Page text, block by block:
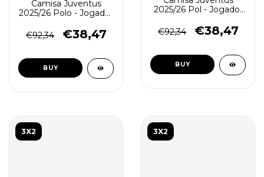
Camisa Juventus
2025/26 Polo - Jogador
€92,34
€38,47
BUY
2025/26 Pol - Jogador
€92,34
€38,47
BUY
3X2 3X2